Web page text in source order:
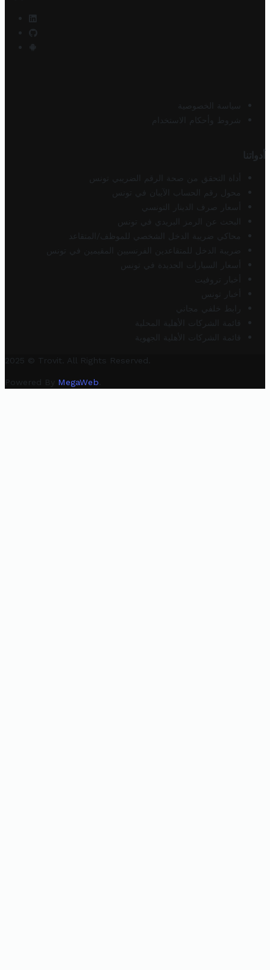
سياسة الخصوصية
شروط وأحكام الاستخدام
أدواتنا
أداة التحقق من صحة الرقم الضريبي تونس
محول رقم الحساب الآيبان في تونس
أسعار صرف الدينار التونسي
البحث عن الرمز البريدي في تونس
محاكي ضريبة الدخل الشخصي للموظف/المتقاعد
ضريبة الدخل للمتقاعدين الفرنسيين المقيمين في تونس
أسعار السيارات الجديدة في تونس
أخبار تروفيت
أخبار تونس
رابط خلفي مجاني
قائمة الشركات الأهلية المحلية
قائمة الشركات الأهلية الجهوية
2025 © Trovit. All Rights Reserved.
Powered By MegaWeb